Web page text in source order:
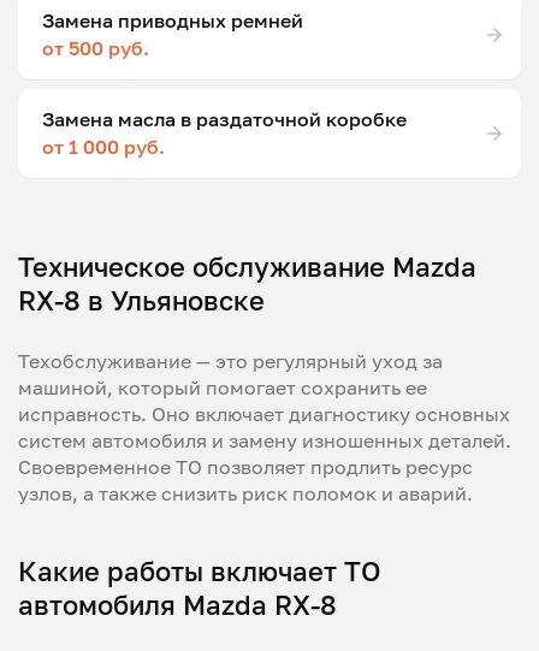
Замена приводных ремней
от 500 руб.
Замена масла в раздаточной коробке
от 1 000 руб.
Техническое обслуживание Mazda
RX-8 в Ульяновске
Техобслуживание — это регулярный уход за
машиной, который помогает сохранить ее
исправность. Оно включает диагностику основных
систем автомобиля и замену изношенных деталей.
Своевременное ТО позволяет продлить ресурс
узлов, а также снизить риск поломок и аварий.
Какие работы включает ТО
автомобиля Mazda RX-8